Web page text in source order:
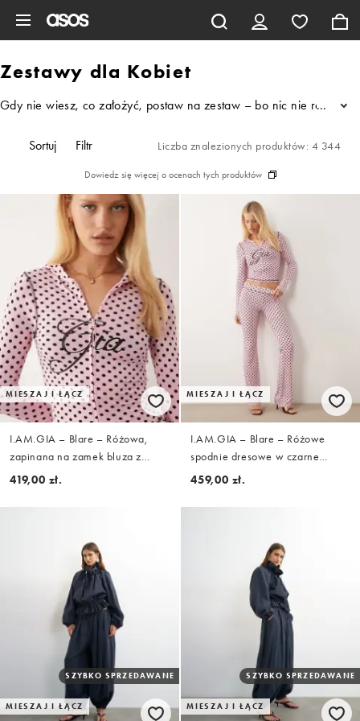
Zestawy dla Kobiet
Gdy nie wiesz, co założyć, postaw na zestaw – bo nic nie robi
...
Sortuj Filtr Liczba znalezionych produktów: 4 344
Dowiedz się więcej o ocenach tych produktów
MIESZAJ I ŁĄCZ
I.AM.GIA – Blare – Różowa,
zapinana na zamek bluza z
kapturem, kontrastowymi szwami
zestawu
419,00 zł.
MIESZAJ I ŁĄCZ
I.AM.GIA – Blare – Różowe
spodnie dresowe w czarne
groszki, z kontrastowymi szwami
459,00 zł.
MIESZAJ I ŁĄCZ
SZYBKO SPRZEDAWANE
MIESZAJ I ŁĄCZ
SZYBKO SPRZEDAWANE